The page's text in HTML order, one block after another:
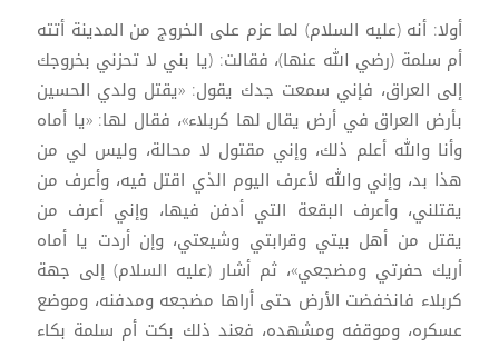
أولا: أنه (عليه السلام) لما عزم على الخروج من المدينة أتته
أم سلمة (رضي الله عنها)، فقالت: (يا بني لا تحزني بخروجك
إلى العراق، فإني سمعت جدك يقول: «يقتل ولدي الحسين
بأرض العراق في أرض يقال لها كربلاء»، فقال لها: «يا أماه
وأنا والله أعلم ذلك، وإني مقتول لا محالة، وليس لي من
هذا بد، وإني والله لأعرف اليوم الذي اقتل فيه، وأعرف من
يقتلني، وأعرف البقعة التي أدفن فيها، وإني أعرف من
يقتل من أهل بيتي وقرابتي وشيعتي، وإن أردت يا أماه
أريك حفرتي ومضجعي»، ثم أشار (عليه السلام) إلى جهة
كربلاء فانخفضت الأرض حتى أراها مضجعه ومدفنه، وموضع
عسكره، وموقفه ومشهده، فعند ذلك بكت أم سلمة بكاء